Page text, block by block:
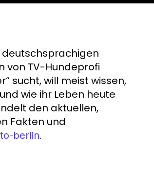
von TV-Hundeprofi
sucht, will meist wissen,
wie ihr Leben heute
den aktuellen,
Fakten und
berlin.